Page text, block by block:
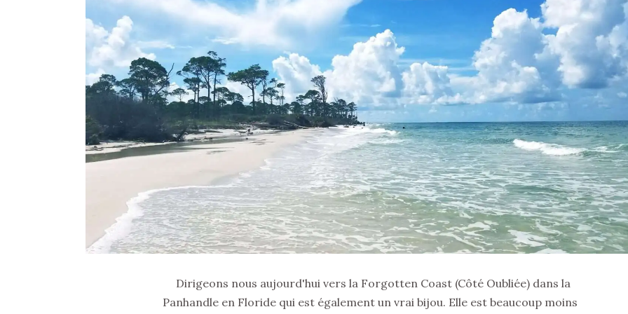
Dirigeons nous aujourd'hui vers la Forgotten Coast (Côté Oubliée) dans la
Panhandle en Floride qui est également un vrai bijou. Elle est beaucoup moins